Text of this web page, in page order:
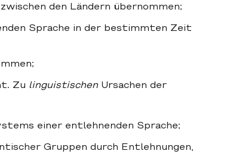
den Ländern übernommen;
Sprache in der bestimmten Zeit
Zu linguistischen Ursachen der
einer entlehnenden Sprache;
Gruppen durch Entlehnungen,